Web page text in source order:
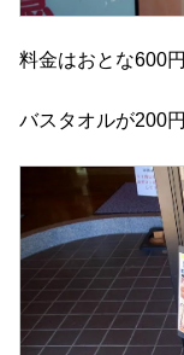
料金はおとな600
バスタオルが200